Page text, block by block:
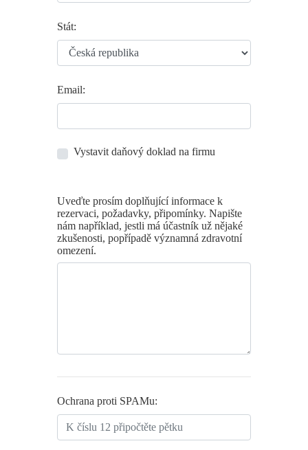
Stát:
Email:
Vystavit daňový doklad na firmu
Uveďte prosím doplňující informace k
rezervaci, požadavky, připomínky. Napište
nám například, jestli má účastník už nějaké
zkušenosti, popřípadě významná zdravotní
omezení.
Ochrana proti SPAMu: